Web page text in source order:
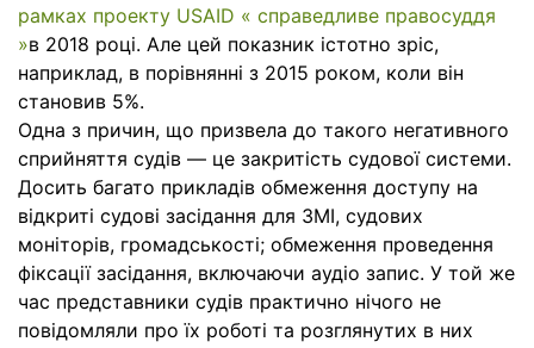
рамках проекту USAID « справедливе правосуддя
»в 2018 році. Але цей показник істотно зріс,
наприклад, в порівнянні з 2015 роком, коли він
становив 5%.
Одна з причин, що призвела до такого негативного
сприйняття судів — це закритість судової системи.
Досить багато прикладів обмеження доступу на
відкриті судові засідання для ЗМІ, судових
моніторів, громадськості; обмеження проведення
фіксації засідання, включаючи аудіо запис. У той же
час представники судів практично нічого не
повідомляли про їх роботі та розглянутих в них